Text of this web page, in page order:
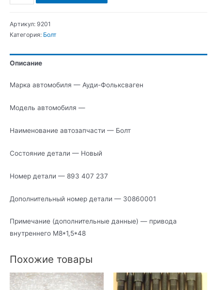
Ауди-
Болт
Артикул: 9201
Категория: Болт
Описание
Марка автомобиля — Ауди-Фольксваген
Модель автомобиля —
Наименование автозапчасти — Болт
Состояние детали — Новый
Номер детали — 893 407 237
Дополнительный номер детали — 30860001
Примечание (дополнительные данные) — привода
внутреннего М8*1,5*48
Похожие товары